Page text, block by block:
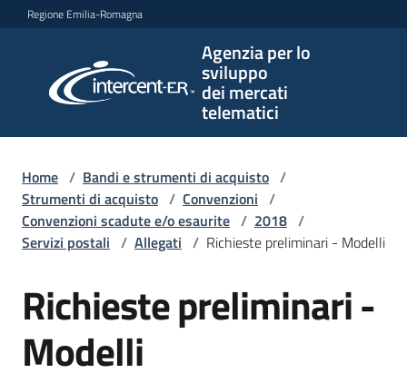
Vai al contenuto
Vai alla navigazione
Vai al footer
Regione Emilia-Romagna
Agenzia per lo
sviluppo
dei mercati
telematici
per lo
sviluppo
telematici
L'Agenzia
e
Home / Bandi e strumenti di acquisto /
Strumenti di acquisto / Convenzioni /
Convenzioni scadute e/o esaurite / 2018 /
Servizi postali / Allegati / Richieste preliminari - Modelli
Richieste preliminari -
Modelli